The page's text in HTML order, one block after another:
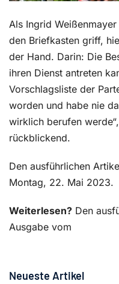
Als Ingrid
den Briefkasten griff,
der Hand. Darin: Die
ihren Dienst antreten
Vorschlagsliste der
worden und habe nie
wirklich berufen
rückblickend.
Den ausführlichen
Montag, 22. Mai 2023.
Weiterlesen? Den
Ausgabe vom
Neueste Artikel